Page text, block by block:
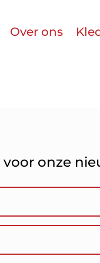
Over ons
onze